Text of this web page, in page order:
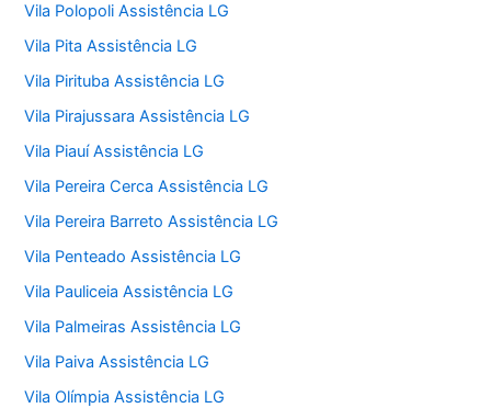
Vila Polopoli Assistência LG
Vila Pita Assistência LG
Vila Pirituba Assistência LG
Vila Pirajussara Assistência LG
Vila Piauí Assistência LG
Vila Pereira Cerca Assistência LG
Vila Pereira Barreto Assistência LG
Vila Penteado Assistência LG
Vila Pauliceia Assistência LG
Vila Palmeiras Assistência LG
Vila Paiva Assistência LG
Vila Olímpia Assistência LG